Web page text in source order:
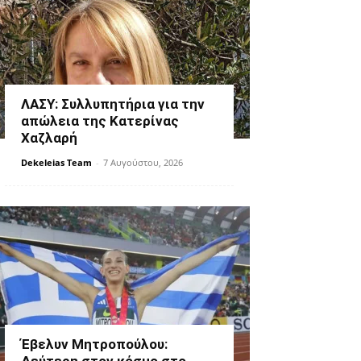
ΛΑΣΥ: Συλλυπητήρια για την
απώλεια της Κατερίνας
Χαζλαρή
Dekeleias Team - 7 Αυγούστου, 2026
Έβελυν Μητροπούλου: